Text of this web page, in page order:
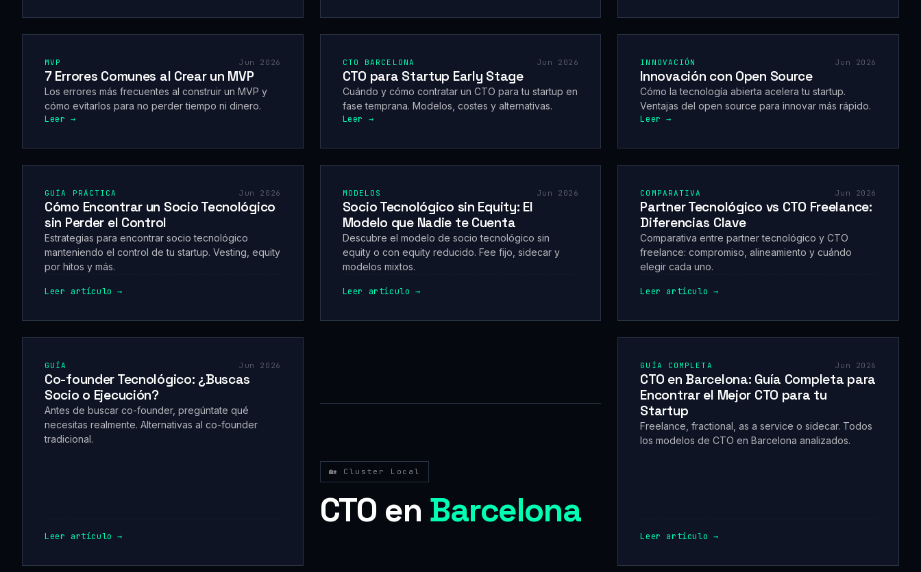
MVP Jun 2026
7 Errores Comunes al Crear un MVP
Los errores más frecuentes al construir un MVP y
cómo evitarlos para no perder tiempo ni dinero.
Leer →
CTO BARCELONA Jun 2026
CTO para Startup Early Stage
Cuándo y cómo contratar un CTO para tu startup en
fase temprana. Modelos, costes y alternativas.
Leer →
INNOVACIÓN Jun 2026
Innovación con Open Source
Cómo la tecnología abierta acelera tu startup.
Ventajas del open source para innovar más rápido.
Leer →
GUÍA PRÁCTICA Jun 2026
Cómo Encontrar un Socio Tecnológico
sin Perder el Control
Estrategias para encontrar socio tecnológico
manteniendo el control de tu startup. Vesting, equity
por hitos y más.
Leer artículo →
MODELOS Jun 2026
Socio Tecnológico sin Equity: El
Modelo que Nadie te Cuenta
Descubre el modelo de socio tecnológico sin
equity o con equity reducido. Fee fijo, sidecar y
modelos mixtos.
Leer artículo →
COMPARATIVA Jun 2026
Partner Tecnológico vs CTO Freelance:
Diferencias Clave
Comparativa entre partner tecnológico y CTO
freelance: compromiso, alineamiento y cuándo
elegir cada uno.
Leer artículo →
GUÍA Jun 2026
Co-founder Tecnológico: ¿Buscas
Socio o Ejecución?
Antes de buscar co-founder, pregúntate qué
necesitas realmente. Alternativas al co-founder
tradicional.
Leer artículo →
🏡 Cluster Local
CTO en Barcelona
GUÍA COMPLETA Jun 2026
CTO en Barcelona: Guía Completa para
Encontrar el Mejor CTO para tu
Startup
Freelance, fractional, as a service o sidecar. Todos
los modelos de CTO en Barcelona analizados.
Leer artículo →